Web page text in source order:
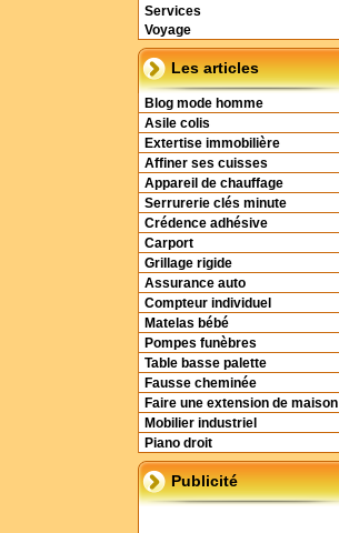
Services
Voyage
Les articles
Blog mode homme
Asile colis
Extertise immobilière
Affiner ses cuisses
Appareil de chauffage
Serrurerie clés minute
Crédence adhésive
Carport
Grillage rigide
Assurance auto
Compteur individuel
Matelas bébé
Pompes funèbres
Table basse palette
Fausse cheminée
Faire une extension de maison
Mobilier industriel
Piano droit
Publicité